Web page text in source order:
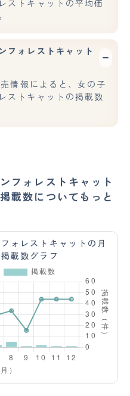
ストキャットの平均価
フォレストキャット
情報によると、女の子
ストキャットの掲載数
フォレストキャット
載数についてもっと
ォレストキャットの月
載数グラフ